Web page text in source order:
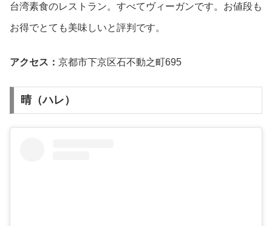
台湾素食のレストラン。すべてヴィーガンです。お値段も
お得でとても美味しいと評判です。
アクセス： 京都市下京区石不動之町695
晴（ハレ）